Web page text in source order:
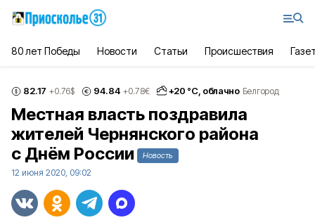
80 лет Победы Новости Статьи Происшествия
82.17 +0.76$ 94.84 +0.78€ +20 °С, облачно Белгород
Местная власть поздравила
жителей Чернянского района
с Днём России
Новость
12 июня 2020, 09:02